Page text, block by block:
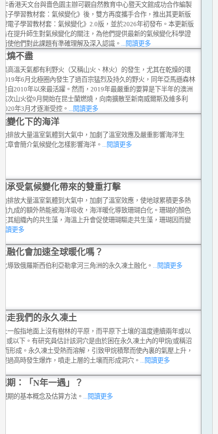
年香港天文台與嗇色園主辦可觀自然教育中心暨天文館成功合作編製
子學習教材套：氣候變化》後，雙方再度攜手合作，推出其更新版
電子學習教材套：氣候變化》2.0版，並於2026年初發布。本更新版
在提升師生對氣候變化的關注，為他們提供最新的氣候變化科學證
使他們對此課題有準確理解及深入認識。
...閱讀更多
燒不盡
高溫天氣都有利野火（又稱山火、林火）的發生，尤其在乾燥的環
年6月北極圈內發生了過百宗猛烈及持久的野火，同年亞馬遜森林
自2010年以來最活躍。然而，2019年最嚴重的要算是下半年的澳洲
次山火從9月開始在昆士蘭燃燒，向南擴散至新南威爾斯及維多利
年3月才逐漸受控。 ...閱讀更多
變化下的海洋
排放大量溫室氣體到大氣中，加劇了溫室效應及嚴重影響海洋生
章會簡介氣候變化怎樣影響海洋。 ...閱讀更多
承受氣候變化帶來的雙重打擊
排放大量溫室氣體到大氣中，加劇了溫室效應，使地球累積更多熱
九成的額外熱能被海洋吸收，海洋暖化導致珊瑚白化。珊瑚的顏色
其組織內的共生藻，海溫上升會促使珊瑚驅走共生藻，珊瑚因而變
讀更多
融化會加速全球暖化嗎？
導致俄羅斯西伯利亞勒拿河三角洲的永久凍土融化。 ...閱讀更多
走我們的永久凍土
一般指地面上沒有樹林的平原，而平原下土壤的溫度連續兩年或以
或以下。有研究員估計該洞穴是由於困在永久凍土內的甲烷(或稱沼
而形成。永久凍土受熱而溶解，引致甲烷積聚而使內裏的氣壓上升，
過高時發生爆炸，噴走上層的土壤而形成洞穴。
...閱讀更多
期：「N年一遇」？
期的基本概念及估算方法。 ...閱讀更多